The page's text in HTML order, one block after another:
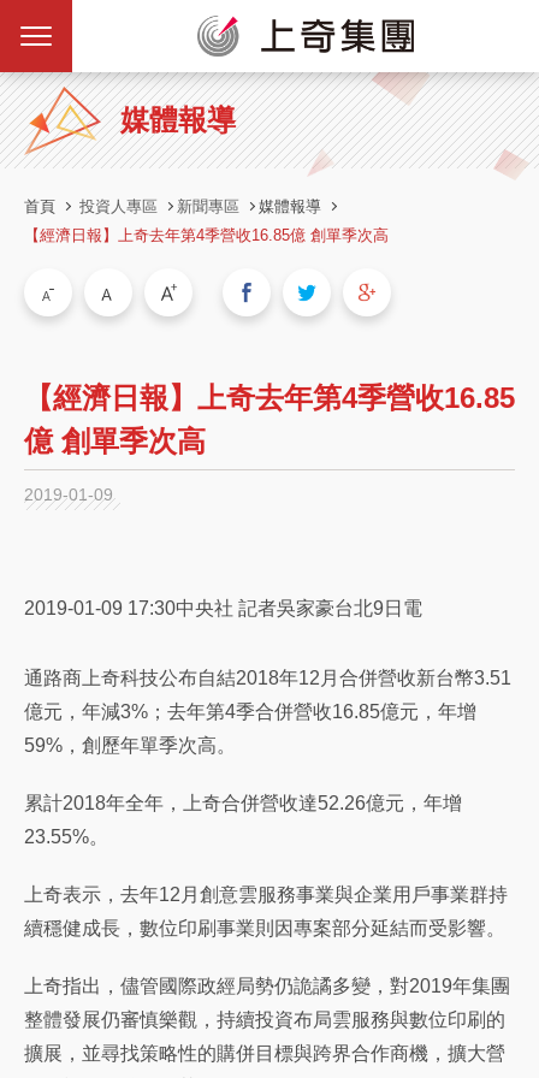
媒體報導
首頁 投資人專區 新聞專區
媒體報導
【經濟日報】上奇去年第4季營收16.85億 創單季次高
【經濟日報】上奇去年第4季營收16.85
億 創單季次高
2019-01-09
2019-01-09 17:30中央社 記者吳家豪台北9日電
通路商上奇科技公布自結2018年12月合併營收新台幣3.51
億元，年減3%；去年第4季合併營收16.85億元，年增
59%，創歷年單季次高。
累計2018年全年，上奇合併營收達52.26億元，年增
23.55%。
上奇表示，去年12月創意雲服務事業與企業用戶事業群持
續穩健成長，數位印刷事業則因專案部分延結而受影響。
上奇指出，儘管國際政經局勢仍詭譎多變，對2019年集團
整體發展仍審慎樂觀，持續投資布局雲服務與數位印刷的
擴展，並尋找策略性的購併目標與跨界合作商機，擴大營